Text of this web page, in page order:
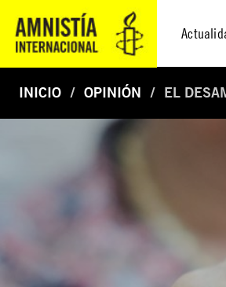
INICIO OPINIÓN EL